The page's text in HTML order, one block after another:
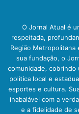
O Jornal Atual é
respeitada,
Região Metropolitana
sua fundação, o
comunidade, cobrindo
política local e
esportes e cultura.
inabalável com a
e a fidelidade de